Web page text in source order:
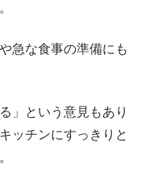
急な食事の準備にも
」という意見もあり
ッチンにすっきりと